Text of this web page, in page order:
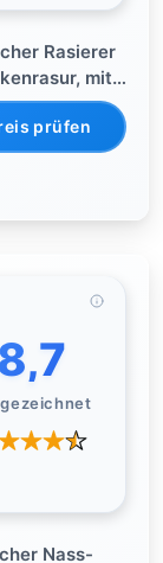
Rasierer
mit
prüfen
Nass-